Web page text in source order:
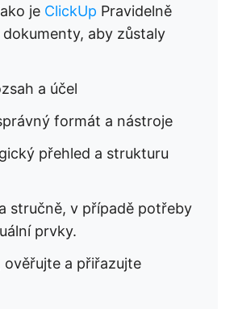
je ClickUp Pravidelně
aby zůstaly
a účel
formát a nástroje
přehled a strukturu
stručně, v případě potřeby
prvky.
ověřujte a přiřazujte